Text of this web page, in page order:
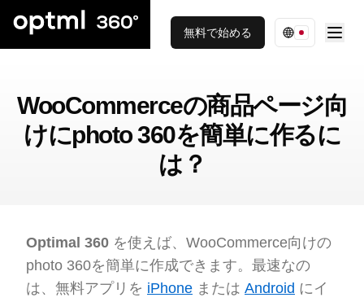
無料で始める
WooCommerceの商品ページ向
けにphoto 360を簡単に作るに
は？
Optimal 360 を使えば、WooCommerce向けの
photo 360を簡単に作成できます。最速なの
は、無料アプリを iPhone または Android にイ